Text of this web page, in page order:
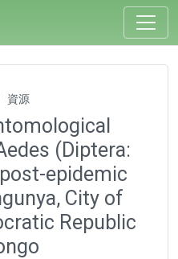
資源
(Diptera:
epidemic
City of
Republic